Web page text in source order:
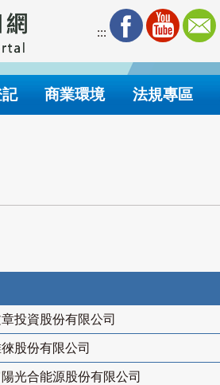
:::
商業環境 法規專區
投資股份有限公司
股份有限公司
光合能源股份有限公司